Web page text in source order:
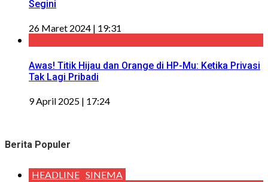
Segini
26 Maret 2024 | 19:31
Awas! Titik Hijau dan Orange di HP-Mu: Ketika Privasi
Tak Lagi Pribadi
9 April 2025 | 17:24
Berita Populer
HEADLINE SINEMA